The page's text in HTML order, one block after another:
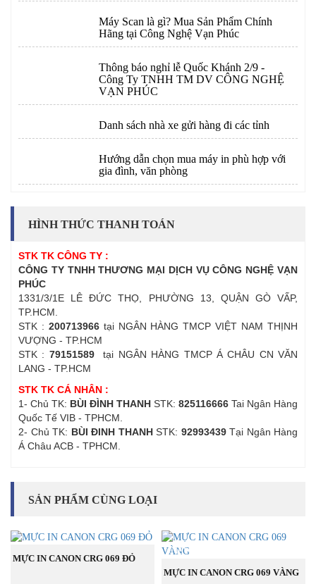
Máy Scan là gì? Mua Sản Phẩm Chính
Hãng tại Công Nghệ Vạn Phúc
Thông báo nghỉ lễ Quốc Khánh 2/9 -
Công Ty TNHH TM DV CÔNG NGHỆ
VẠN PHÚC
Danh sách nhà xe gửi hàng đi các tỉnh
Hướng dẫn chọn mua máy in phù hợp với
gia đình, văn phòng
HÌNH THỨC THANH TOÁN
STK TK CÔNG TY :
CÔNG TY TNHH THƯƠNG MẠI DỊCH VỤ CÔNG NGHỆ VẠN
PHÚC
1331/3/1E LÊ ĐỨC THỌ, PHƯỜNG 13, QUẬN GÒ VẤP,
TP.HCM.
STK : 200713966tại NGÂN HÀNG TMCP VIỆT NAM THỊNH
VƯỢNG - TP.HCM
STK : 79151589tại NGÂN HÀNG TMCP Á CHÂU CN VĂN
LANG - TP.HCM
STK TK CÁ NHÂN :
1- Chủ TK: BÙI ĐÌNH THANH STK: 825116666 Tai Ngân Hàng
Quốc Tế VIB - TPHCM.
2- Chủ TK: BÙI ĐINH THANHSTK: 92993439Tại Ngân Hàng
Á Châu ACB - TPHCM.
SẢN PHẨM CÙNG LOẠI
MUA NGAY
MỰC IN CANON CRG 069 ĐỎ
NEW
MUA NGAY
MỰC IN CANON CRG 069 VÀNG